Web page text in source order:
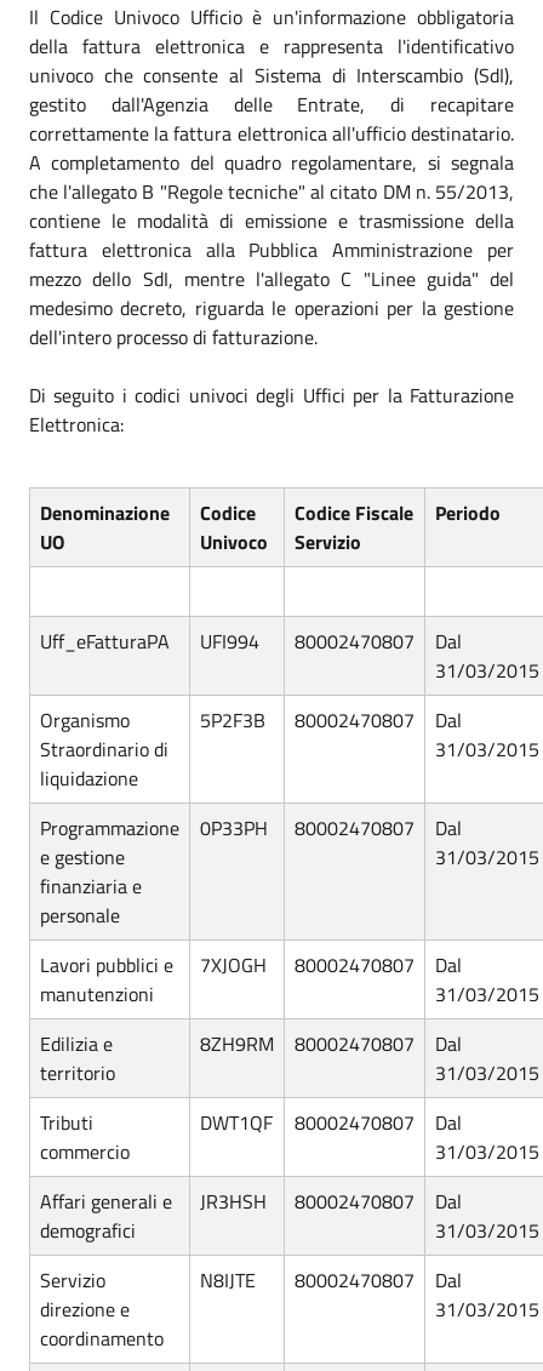
Il Codice Univoco Ufficio è un'informazione obbligatoria
della fattura elettronica e rappresenta l'identificativo
univoco che consente al Sistema di Interscambio (SdI),
gestito dall'Agenzia delle Entrate, di recapitare
correttamente la fattura elettronica all'ufficio destinatario.
A completamento del quadro regolamentare, si segnala
che l'allegato B "Regole tecniche" al citato DM n. 55/2013,
contiene le modalità di emissione e trasmissione della
fattura elettronica alla Pubblica Amministrazione per
mezzo dello SdI, mentre l'allegato C "Linee guida" del
medesimo decreto, riguarda le operazioni per la gestione
dell'intero processo di fatturazione.
Di seguito i codici univoci degli Uffici per la Fatturazione
Elettronica:
Denominazione
UO
Codice
Univoco
Codice Fiscale
Servizio
Periodo
Uff_eFatturaPA UFI994 80002470807
Dal
31/03/2015
Organismo
Straordinario di
liquidazione
5P2F3B 80002470807
Dal
31/03/2015
Programmazione
e gestione
finanziaria e
personale
0P33PH 80002470807
Dal
31/03/2015
Lavori pubblici e
manutenzioni
7XJOGH 80002470807
Dal
31/03/2015
Edilizia e
territorio
8ZH9RM 80002470807
Dal
31/03/2015
Tributi
commercio
DWT1QF 80002470807
Dal
31/03/2015
Affari generali e
demografici
JR3HSH 80002470807
Dal
31/03/2015
Servizio
direzione e
coordinamento
N8IJTE 80002470807
Dal
31/03/2015